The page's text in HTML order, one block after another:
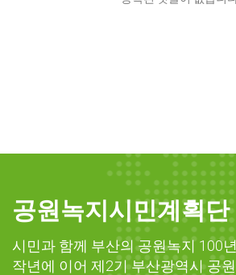
공원녹지시민계획단
시민과 함께 부산의 공원녹지 100
작년에 이어 제2기 부산광역시 공